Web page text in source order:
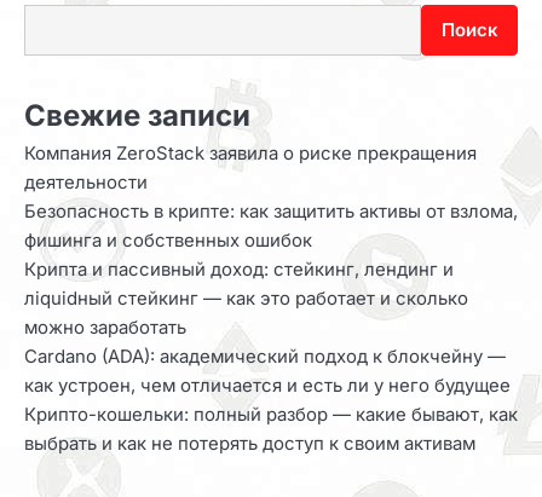
Поиск
Свежие записи
Компания ZeroStack заявила о риске прекращения
деятельности
Безопасность в крипте: как защитить активы от взлома,
фишинга и собственных ошибок
Крипта и пассивный доход: стейкинг, лендинг и
лiquidный стейкинг — как это работает и сколько
можно заработать
Cardano (ADA): академический подход к блокчейну —
как устроен, чем отличается и есть ли у него будущее
Крипто-кошельки: полный разбор — какие бывают, как
выбрать и как не потерять доступ к своим активам